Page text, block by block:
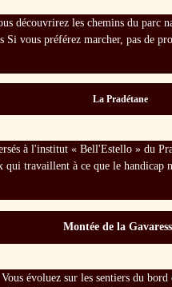
découvrirez les chemins du parc
vous préférez marcher, pas de
La Pradétane
à l'institut « Bell'Estello » du
qui travaillent à ce que le handicap
Montée de la
évoluez sur les sentiers du